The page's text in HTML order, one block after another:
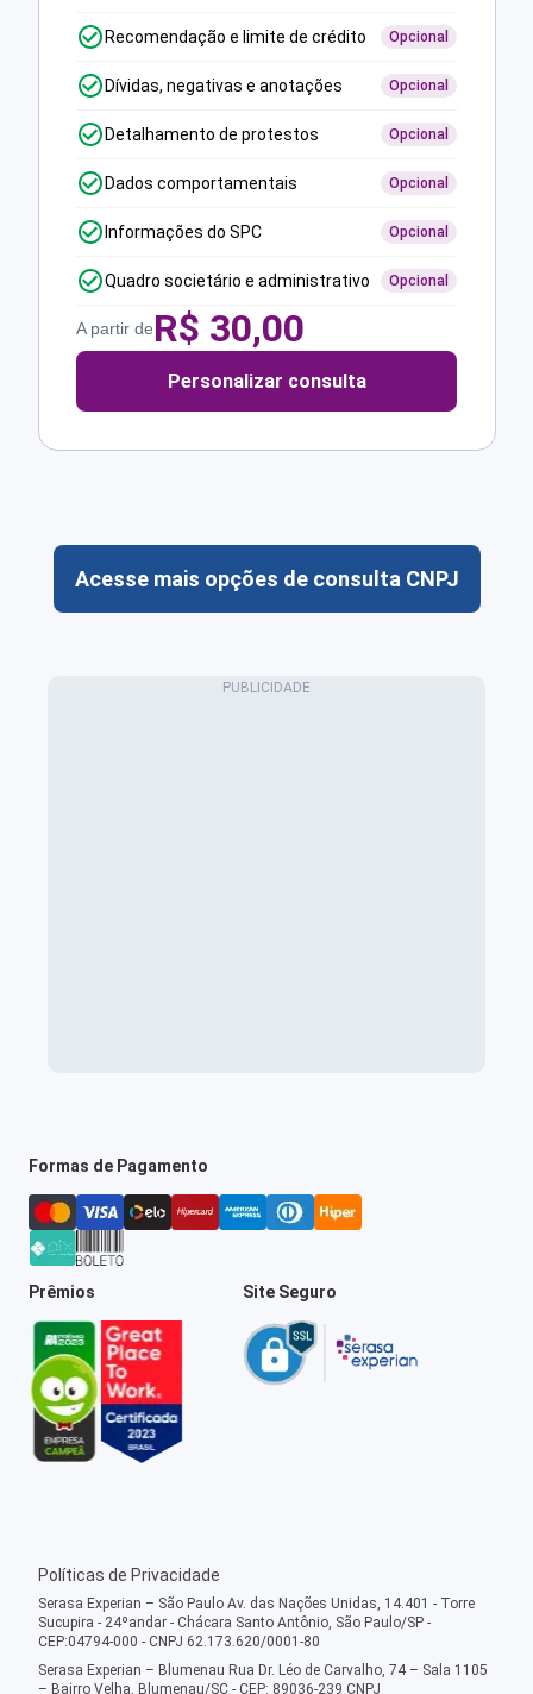
Recomendação e limite de crédito Opcional
Dívidas, negativas e anotações Opcional
Detalhamento de protestos Opcional
Dados comportamentais Opcional
Informações do SPC Opcional
Quadro societário e administrativo Opcional
A partir deR$ 30,00
Personalizar consulta
Acesse mais opções de consulta CNPJ
Formas de Pagamento
Prêmios Site Seguro
Políticas de Privacidade
Serasa Experian – São Paulo Av. das Nações Unidas, 14.401 - Torre
Sucupira - 24ºandar - Chácara Santo Antônio, São Paulo/SP -
CEP:04794-000 - CNPJ 62.173.620/0001-80
Serasa Experian – Blumenau Rua Dr. Léo de Carvalho, 74 – Sala 1105
– Bairro Velha, Blumenau/SC - CEP: 89036-239 CNPJ